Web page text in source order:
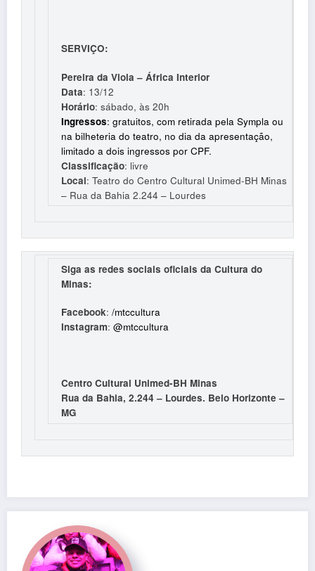
SERVIÇO:
Pereira da Viola – África Interior
Data: 13/12
Horário: sábado, às 20h
Ingressos: gratuitos, com retirada pela Sympla ou
na bilheteria do teatro, no dia da apresentação,
limitado a dois ingressos por CPF.
Classificação: livre
Local: Teatro do Centro Cultural Unimed-BH Minas
– Rua da Bahia 2.244 – Lourdes
Siga as redes sociais oficiais da Cultura do
Minas:
Facebook: /mtccultura
Instagram: @mtccultura
Centro Cultural Unimed-BH Minas
Rua da Bahia, 2.244 – Lourdes. Belo Horizonte –
MG